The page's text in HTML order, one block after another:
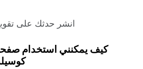
كيف يمكنني استخدام
كوسيلة للترويج لحدثي؟